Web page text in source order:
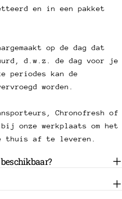
en in een pakket
op de dag dat
d.w.z. de dag voor je
periodes kan de
worden.
Chronofresh of
onze werkplaats om het
af te leveren.